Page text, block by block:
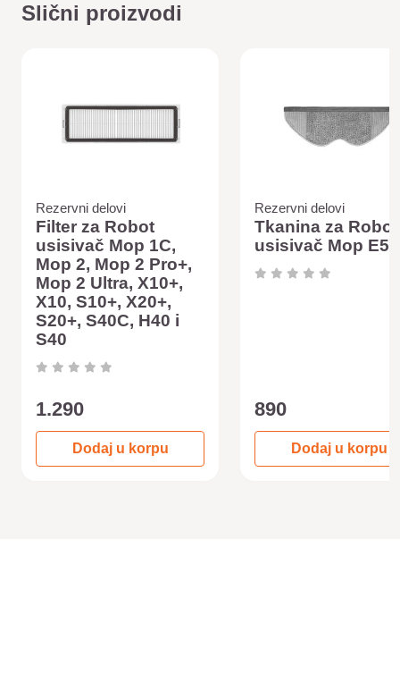
Slični proizvodi
Rezervni delovi
Filter za Robot
usisivač Mop 1C,
Mop 2, Mop 2 Pro+,
Mop 2 Ultra, X10+,
X10, S10+, X20+,
S20+, S40C, H40 i
S40
1.290
Dodaj u korpu
Rezervni delovi
Tkanina za Robot
usisivač Mop E5
890
Dodaj u korpu